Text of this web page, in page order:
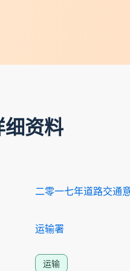
资料
二零一七年道路交通
运输署
运输